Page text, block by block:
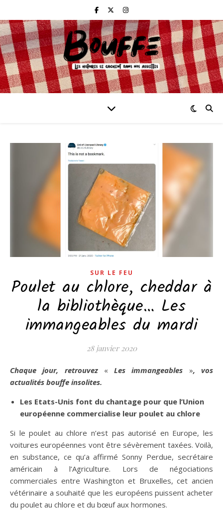
SUR LE FEU
Poulet au chlore, cheddar à
la bibliothèque… Les
immangeables du mardi
28 janvier 2020
Chaque jour, retrouvez «Les immangeables », vos
actualités bouffe insolites.
Les Etats-Unis font du chantage pour que l’Union
européenne commercialise leur poulet au chlore
Si le poulet au chlore n’est pas autorisé en Europe, les
voitures européennes vont être sévèrement taxées. Voilà,
en substance, ce qu’a affirmé Sonny Perdue, secrétaire
américain à l’Agriculture. Lors de négociations
commerciales entre Washington et Bruxelles, cet ancien
vétérinaire a souhaité que les européens puissent acheter
du poulet au chlore et du bœuf aux hormones.